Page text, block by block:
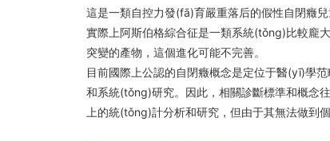
這是一類自控力發(fā)育嚴重落后的假性自閉癥兒
實際上阿斯伯格綜合征是一類系統(tǒng)比較龐大
突變的產物，這個進化可能不完善。
目前國際上公認的自閉癥概念是定位于醫(yī)學
和系統(tǒng)研究。因此，相關診斷標準和概
上的統(tǒng)計分析和研究，但由于其無法做到